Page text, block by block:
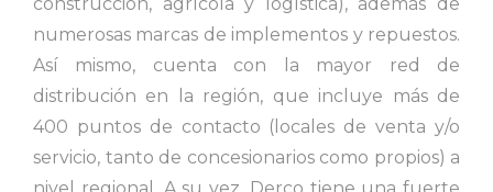
numerosas marcas de implementos y repuestos.
Así mismo, cuenta con la mayor red de
distribución en la región, que incluye más de
400 puntos de contacto (locales de venta y/o
servicio, tanto de concesionarios como propios) a